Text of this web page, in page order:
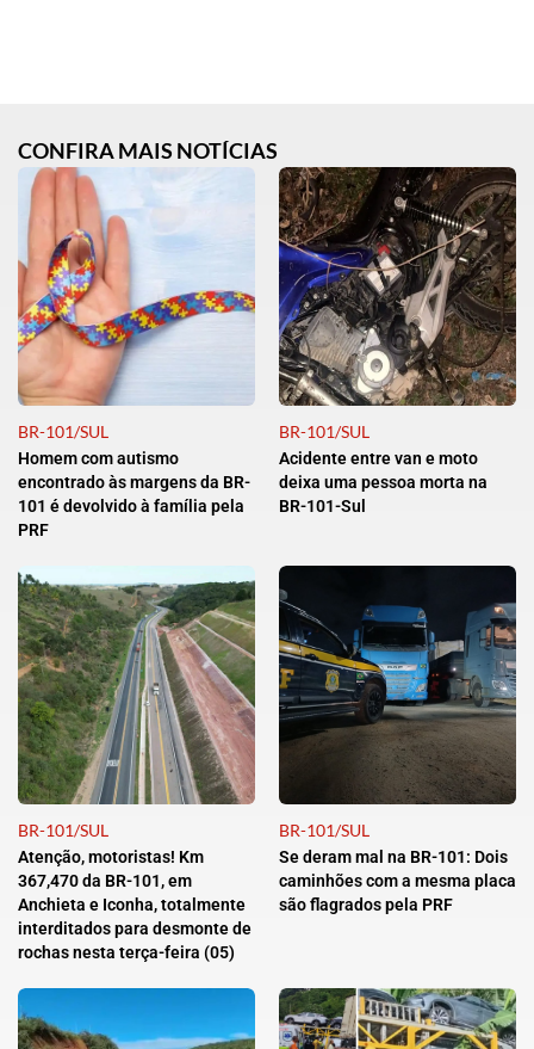
CONFIRA MAIS NOTÍCIAS
BR-101/SUL
Homem com autismo
encontrado às margens da BR-
101 é devolvido à família pela
PRF
BR-101/SUL
Acidente entre van e moto
deixa uma pessoa morta na
BR-101-Sul
BR-101/SUL
Atenção, motoristas! Km
367,470 da BR-101, em
Anchieta e Iconha, totalmente
interditados para desmonte de
rochas nesta terça-feira (05)
BR-101/SUL
Se deram mal na BR-101: Dois
caminhões com a mesma placa
são flagrados pela PRF